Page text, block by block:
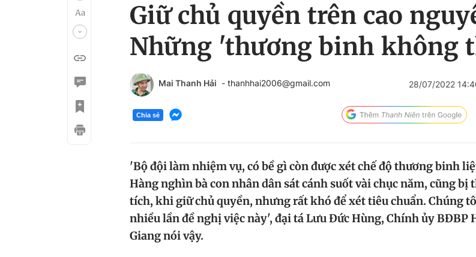
Giữ chủ quyền trên cao
Những 'thương binh không
Mai Thanh Hải - thanhhai2006@gmail.com 28/07/2022
Chia sẻ
'Bộ đội làm nhiệm vụ, có bề gì còn được xét chế độ thương binh
Hàng nghìn bà con nhân dân sát cánh suốt vài chục năm, cũng bị
tích, khi giữ chủ quyền, nhưng rất khó để xét tiêu chuẩn. Chúng
nhiều lần đề nghị việc này', đại tá Lưu Đức Hùng, Chính ủy BĐBP
Giang nói vậy.